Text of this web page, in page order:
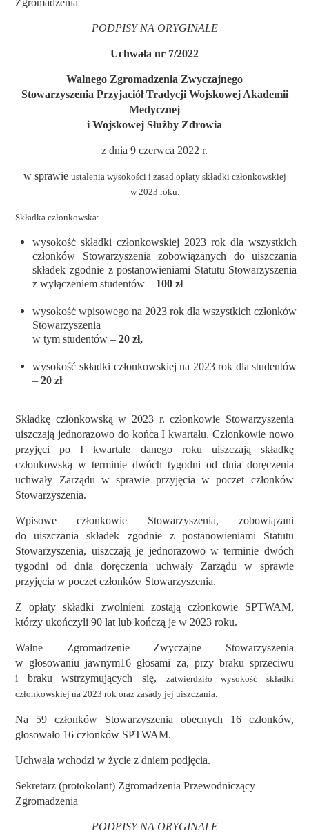
PODPISY NA ORYGINALE
Uchwała nr 7/2022
Walnego Zgromadzenia Zwyczajnego
Stowarzyszenia Przyjaciół Tradycji Wojskowej Akademii
Medycznej
i Wojskowej Służby Zdrowia
z dnia 9 czerwca 2022 r.
w sprawie ustalenia wysokości i zasad opłaty składki członkowskiej
w 2023 roku.
Składka członkowska:
wysokość składki członkowskiej 2023 rok dla wszystkich
członków Stowarzyszenia zobowiązanych do uiszczania
składek zgodnie z postanowieniami Statutu Stowarzyszenia
z wyłączeniem studentów – 100 zł
wysokość wpisowego na 2023 rok dla wszystkich członków
Stowarzyszenia
w tym studentów –20 zł,
wysokość składki członkowskiej na 2023 rok dla studentów
–20 zł
Składkę członkowską w 2023 r. członkowie Stowarzyszenia
uiszczają jednorazowo do końca I kwartału. Członkowie nowo
przyjęci po I kwartale danego roku uiszczają składkę
członkowską w terminie dwóch tygodni od dnia doręczenia
uchwały Zarządu w sprawie przyjęcia w poczet członków
Stowarzyszenia.
Wpisowe członkowie Stowarzyszenia, zobowiązani
do uiszczania składek zgodnie z postanowieniami Statutu
Stowarzyszenia, uiszczają je jednorazowo w terminie dwóch
tygodni od dnia doręczenia uchwały Zarządu w sprawie
przyjęcia w poczet członków Stowarzyszenia.
Z opłaty składki zwolnieni zostają członkowie SPTWAM,
którzy ukończyli 90 lat lub kończą je w 2023 roku.
Walne Zgromadzenie Zwyczajne Stowarzyszenia
w głosowaniu jawnym16 głosami za, przy braku sprzeciwu
i braku wstrzymujących się, zatwierdziło wysokość składki
członkowskiej na 2023 rok oraz zasady jej uiszczania.
Na 59 członków Stowarzyszenia obecnych 16 członków,
głosowało 16 członków SPTWAM.
Uchwała wchodzi w życie z dniem podjęcia.
Sekretarz (protokolant) Zgromadzenia Przewodniczący
Zgromadzenia
PODPISY NA ORYGINALE